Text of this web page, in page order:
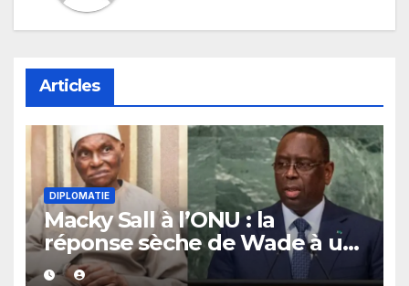
Articles
DIPLOMATIE
Macky Sall à l’ONU : la
réponse sèche de Wade à un
journaliste